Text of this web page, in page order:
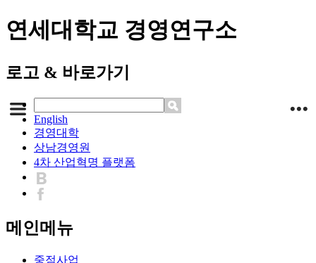
연세대학교 경영연구소
로고 & 바로가기
English
경영대학
상남경영원
4차 산업혁명 플랫폼
메인메뉴
중점사업